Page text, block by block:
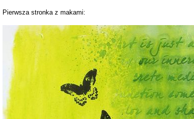
Pierwsza stronka z makami: